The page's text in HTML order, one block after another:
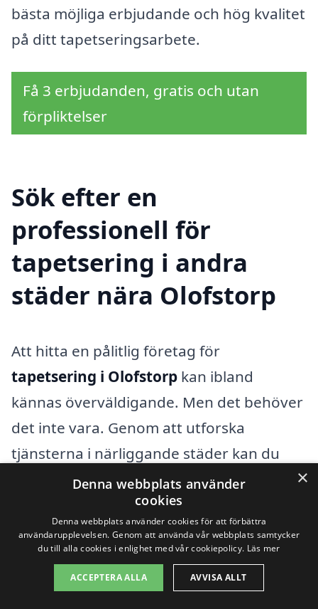
bästa möjliga erbjudande och hög kvalitet
på ditt tapetseringsarbete.
Få 3 erbjudanden, gratis och utan
förpliktelser
Sök efter en
professionell för
tapetsering i andra
städer nära Olofstorp
Att hitta en pålitlig företag för
tapetsering i Olofstorp kan ibland
kännas överväldigande. Men det behöver
det inte vara. Genom att utforska
tjänsterna i närliggande städer kan du
enkelt jämföra priser och alternativ, vilket
gör det enklare att få det perfekta
resultatet i ditt hem. Här är några städer i
närheten av Olofstorp där du kan hitta
professionella tapetserare:
×
Denna webbplats använder
cookies
Denna webbplats använder cookies för att förbättra
användarupplevelsen. Genom att använda vår webbplats samtycker
du till alla cookies i enlighet med vår cookiepolicy. Läs mer
ACCEPTERA ALLA AVVISA ALLT